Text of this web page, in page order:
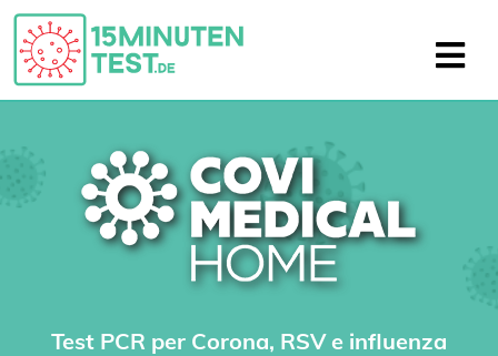
Test PCR per Corona, RSV e influenza